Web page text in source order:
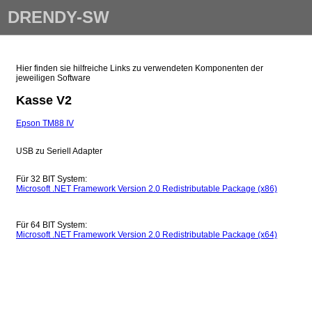
DRENDY-SW
Hier finden sie hilfreiche Links zu verwendeten Komponenten der
jeweiligen Software
Kasse V2
Epson TM88 IV
USB zu Seriell Adapter
Für 32 BIT System:
Microsoft .NET Framework Version 2.0 Redistributable Package (x86)
Für 64 BIT System:
Microsoft .NET Framework Version 2.0 Redistributable Package (x64)